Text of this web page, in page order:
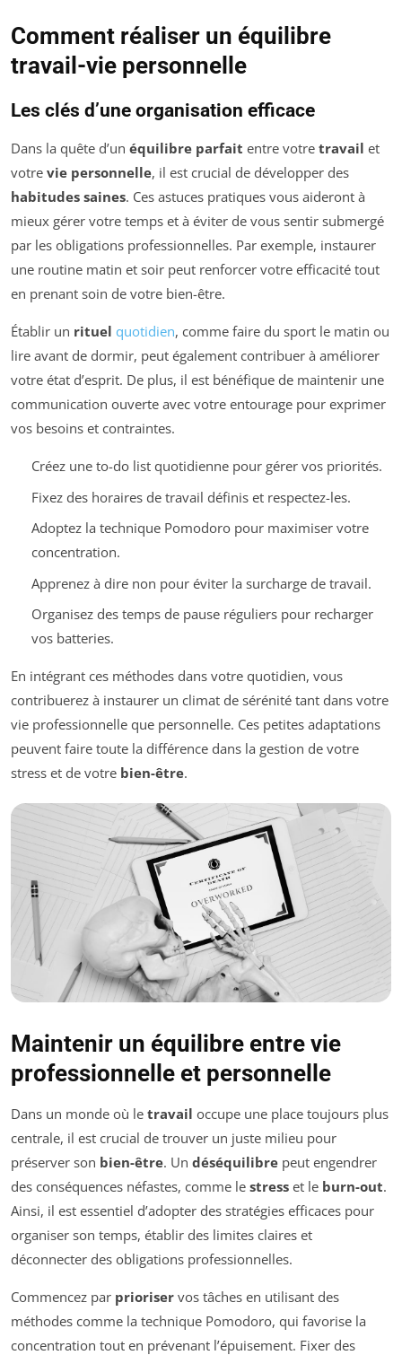
Comment réaliser un équilibre
travail-vie personnelle
Les clés d’une organisation efficace
Dans la quête d’un équilibre parfait entre votre travail et
votre vie personnelle, il est crucial de développer des
habitudes saines. Ces astuces pratiques vous aideront à
mieux gérer votre temps et à éviter de vous sentir submergé
par les obligations professionnelles. Par exemple, instaurer
une routine matin et soir peut renforcer votre efficacité tout
en prenant soin de votre bien-être.
Établir un rituel quotidien, comme faire du sport le matin ou
lire avant de dormir, peut également contribuer à améliorer
votre état d’esprit. De plus, il est bénéfique de maintenir une
communication ouverte avec votre entourage pour exprimer
vos besoins et contraintes.
Créez une to-do list quotidienne pour gérer vos priorités.
Fixez des horaires de travail définis et respectez-les.
Adoptez la technique Pomodoro pour maximiser votre
concentration.
Apprenez à dire non pour éviter la surcharge de travail.
Organisez des temps de pause réguliers pour recharger
vos batteries.
En intégrant ces méthodes dans votre quotidien, vous
contribuerez à instaurer un climat de sérénité tant dans votre
vie professionnelle que personnelle. Ces petites adaptations
peuvent faire toute la différence dans la gestion de votre
stress et de votre bien-être.
Maintenir un équilibre entre vie
professionnelle et personnelle
Dans un monde où le travail occupe une place toujours plus
centrale, il est crucial de trouver un juste milieu pour
préserver son bien-être. Un déséquilibre peut engendrer
des conséquences néfastes, comme le stress et le burn-out.
Ainsi, il est essentiel d’adopter des stratégies efficaces pour
organiser son temps, établir des limites claires et
déconnecter des obligations professionnelles.
Commencez par prioriser vos tâches en utilisant des
méthodes comme la technique Pomodoro, qui favorise la
concentration tout en prévenant l’épuisement. Fixer des